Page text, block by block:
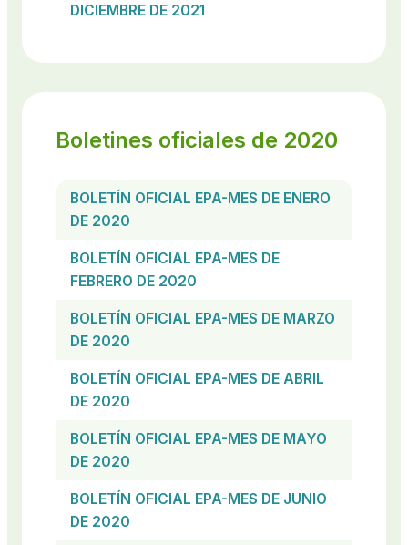
DICIEMBRE DE 2021
Boletines oficiales de 2020
BOLETÍN OFICIAL EPA-MES DE ENERO
DE 2020
BOLETÍN OFICIAL EPA-MES DE
FEBRERO DE 2020
BOLETÍN OFICIAL EPA-MES DE MARZO
DE 2020
BOLETÍN OFICIAL EPA-MES DE ABRIL
DE 2020
BOLETÍN OFICIAL EPA-MES DE MAYO
DE 2020
BOLETÍN OFICIAL EPA-MES DE JUNIO
DE 2020